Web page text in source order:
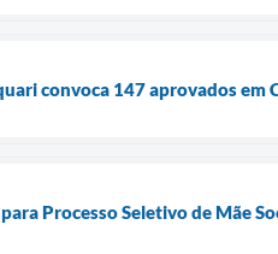
convoca 147 aprovados
Processo Seletivo de Mãe